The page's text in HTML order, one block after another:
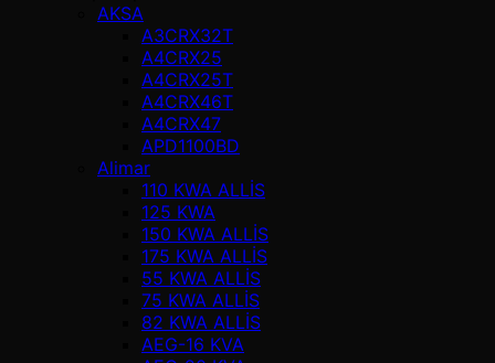
AKSA
A3CRX32T
A4CRX25
A4CRX25T
A4CRX46T
A4CRX47
APD1100BD
Alimar
110 KWA ALLİS
125 KWA
150 KWA ALLİS
175 KWA ALLİS
55 KWA ALLİS
75 KWA ALLİS
82 KWA ALLİS
AEG-16 KVA